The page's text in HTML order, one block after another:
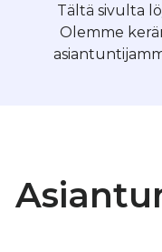
Tältä sivulta
Olemme